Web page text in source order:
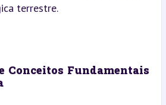
terrestre.
Conceitos Fundamentais